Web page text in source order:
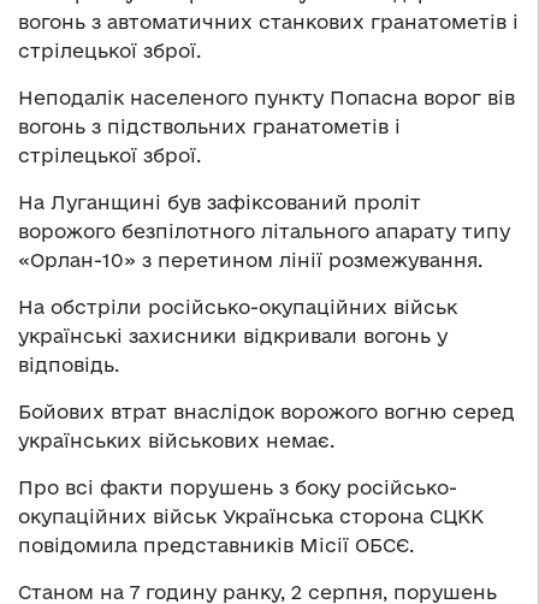
вогонь з автоматичних станкових гранатометів і
стрілецької зброї.
Неподалік населеного пункту Попасна ворог вів
вогонь з підствольних гранатометів і
стрілецької зброї.
На Луганщині був зафіксований проліт
ворожого безпілотного літального апарату типу
«Орлан-10» з перетином лінії розмежування.
На обстріли російсько-окупаційних військ
українські захисники відкривали вогонь у
відповідь.
Бойових втрат внаслідок ворожого вогню серед
українських військових немає.
Про всі факти порушень з боку російсько-
окупаційних військ Українська сторона СЦКК
повідомила представників Місії ОБСЄ.
Станом на 7 годину ранку, 2 серпня, порушень